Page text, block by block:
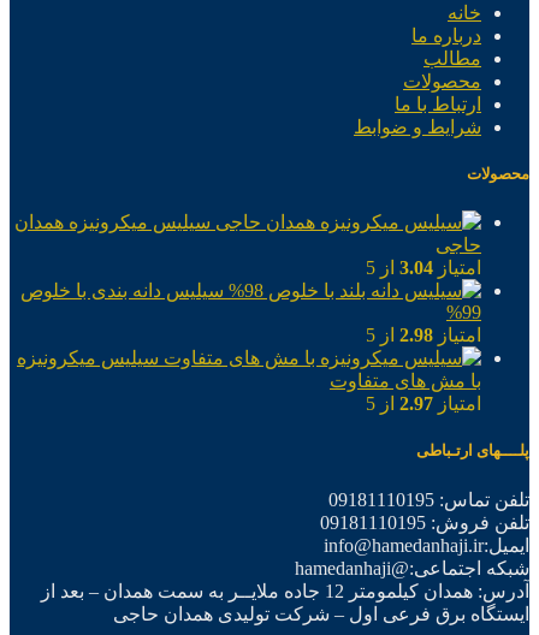
خانه
درباره ما
مطالب
محصولات
ارتباط با ما
شرایط و ضوابط
محصولات
سیلیس میکرونیزه همدان
حاجی
امتیاز 3.04 از 5
سیلیس دانه بندی با خلوص
99%
امتیاز 2.98 از 5
سیلیس میکرونیزه
با مش های متفاوت
امتیاز 2.97 از 5
پلــــهای ارتـباطی
تلفن تماس: 09181110195
تلفن فروش: 09181110195
ایمیل:info@hamedanhaji.ir
شبکه اجتماعی:@hamedanhaji
آدرس: همدان کیلمومتر 12 جاده ملایــر به سمت همدان – بعد از
ایستگاه برق فرعی اول – شرکت تولیدی همدان حاجی